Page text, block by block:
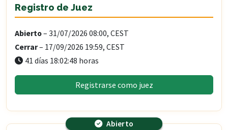
Registro de Juez
Abierto– 31/07/2026 08:00, CEST
Cerrar– 17/09/2026 19:59, CEST
41 días 18:02:46 horas
Registrarse como juez
Abierto